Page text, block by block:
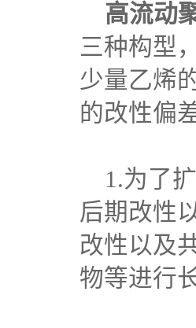
高流动
三种构型
少量乙烯
的改性偏
1.为了
后期改性
改性以及
物等进行